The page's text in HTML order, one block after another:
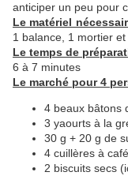
anticiper un peu pour
Le matériel
1 balance, 1 mortier
Le temps de
6 à 7 minutes
Le marché pour 4
4 beaux bâtons
3 yaourts à la
30 g + 20 g de
4 cuillères à
2 biscuits secs